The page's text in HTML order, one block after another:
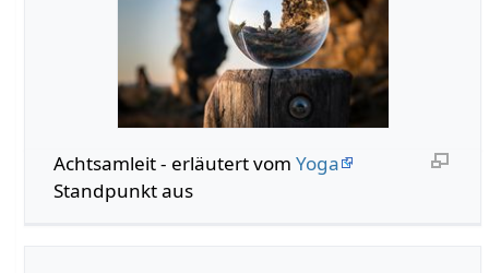
Achtsamleit - erläutert vom Yoga
Standpunkt aus